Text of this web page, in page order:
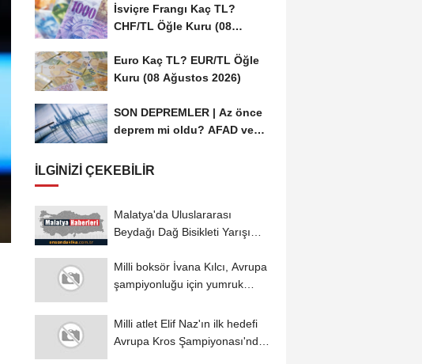
İsviçre Frangı Kaç TL?
CHF/TL Öğle Kuru (08
Euro Kaç TL? EUR/TL Öğle
Kuru (08 Ağustos 2026)
SON DEPREMLER | Az önce
deprem mi oldu? AFAD ve
İLGINIZI ÇEKEBILIR
Malatya'da Uluslararası
Beydağı Dağ Bisikleti Yarışı
Milli boksör İvana Kılcı, Avrupa
şampiyonluğu için yumruk
Milli atlet Elif Naz'ın ilk hedefi
Avrupa Kros Şampiyonası'nda